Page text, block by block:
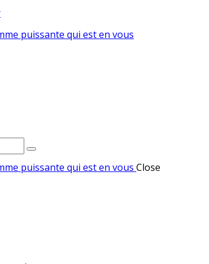
puissante qui est en vous
puissante qui est en vous Close